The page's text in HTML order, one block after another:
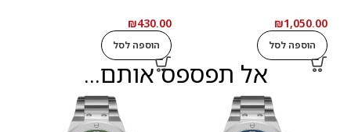
₪1,050.00
הוספה לסל
₪430.00
הוספה לסל
אל תפספס אותם...